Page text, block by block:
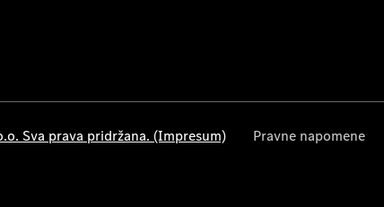
Sva prava pridržana. (Impresum) Pravne napomene